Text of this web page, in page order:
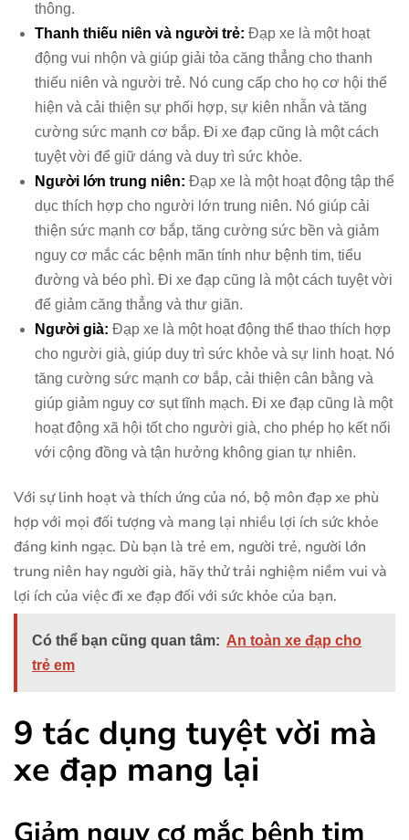
thông.
Thanh thiếu niên và người trẻ: Đạp xe là một hoạt
động vui nhộn và giúp giải tỏa căng thẳng cho thanh
thiếu niên và người trẻ. Nó cung cấp cho họ cơ hội thể
hiện và cải thiện sự phối hợp, sự kiên nhẫn và tăng
cường sức mạnh cơ bắp. Đi xe đạp cũng là một cách
tuyệt vời để giữ dáng và duy trì sức khỏe.
Người lớn trung niên: Đạp xe là một hoạt động tập thể
dục thích hợp cho người lớn trung niên. Nó giúp cải
thiện sức mạnh cơ bắp, tăng cường sức bền và giảm
nguy cơ mắc các bệnh mãn tính như bệnh tim, tiểu
đường và béo phì. Đi xe đạp cũng là một cách tuyệt vời
để giảm căng thẳng và thư giãn.
Người già: Đạp xe là một hoạt động thể thao thích hợp
cho người già, giúp duy trì sức khỏe và sự linh hoạt. Nó
tăng cường sức mạnh cơ bắp, cải thiện cân bằng và
giúp giảm nguy cơ sụt tĩnh mạch. Đi xe đạp cũng là một
hoạt động xã hội tốt cho người già, cho phép họ kết nối
với cộng đồng và tận hưởng không gian tự nhiên.
Với sự linh hoạt và thích ứng của nó, bộ môn đạp xe phù
hợp với mọi đối tượng và mang lại nhiều lợi ích sức khỏe
đáng kinh ngạc. Dù bạn là trẻ em, người trẻ, người lớn
trung niên hay người già, hãy thử trải nghiệm niềm vui và
lợi ích của việc đi xe đạp đối với sức khỏe của bạn.
Có thể bạn cũng quan tâm: An toàn xe đạp cho
trẻ em
9 tác dụng tuyệt vời mà
xe đạp mang lại